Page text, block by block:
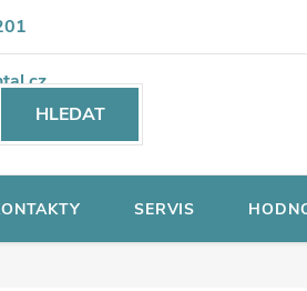
HLEDAT
SERVIS